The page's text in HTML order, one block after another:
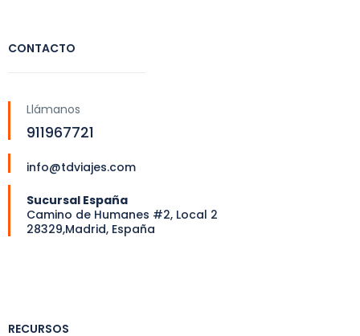
CONTACTO
Llámanos
911967721
info@tdviajes.com
Sucursal España
Camino de Humanes #2, Local 2
28329,Madrid, España
RECURSOS